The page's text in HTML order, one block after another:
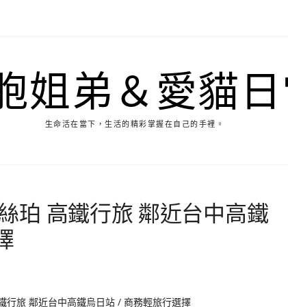
姐弟＆愛貓
生命活在當下，生活的精彩掌握在自己的手裡。
珀 高鐵行旅 鄰近台中高鐵